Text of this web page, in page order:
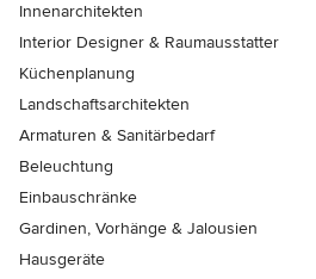
Innenarchitekten
Interior Designer & Raumausstatter
Küchenplanung
Landschaftsarchitekten
Armaturen & Sanitärbedarf
Beleuchtung
Einbauschränke
Gardinen, Vorhänge & Jalousien
Hausgeräte